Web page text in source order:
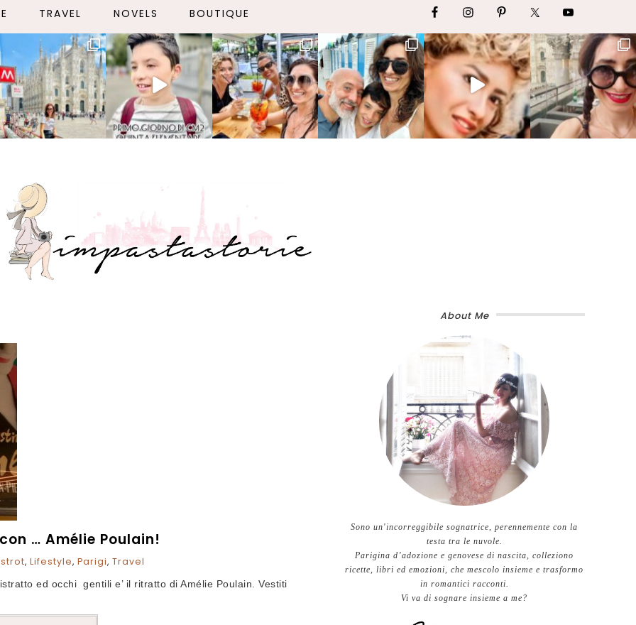
TRAVEL NOVELS BOUTIQUE
… Amélie Poulain!
, Lifestyle, Parigi, Travel
ed occhi gentili e’ il ritratto di Amélie Poulain. Vestiti
About Me
Sono un'incorreggibile sognatrice, perennemente con la
testa tra le nuvole.
Parigina d’adozione e genovese di nascita, colleziono
ricette, libri ed emozioni, che mescolo insieme e trasformo
in romantici racconti.
Vi va di sognare insieme a me?